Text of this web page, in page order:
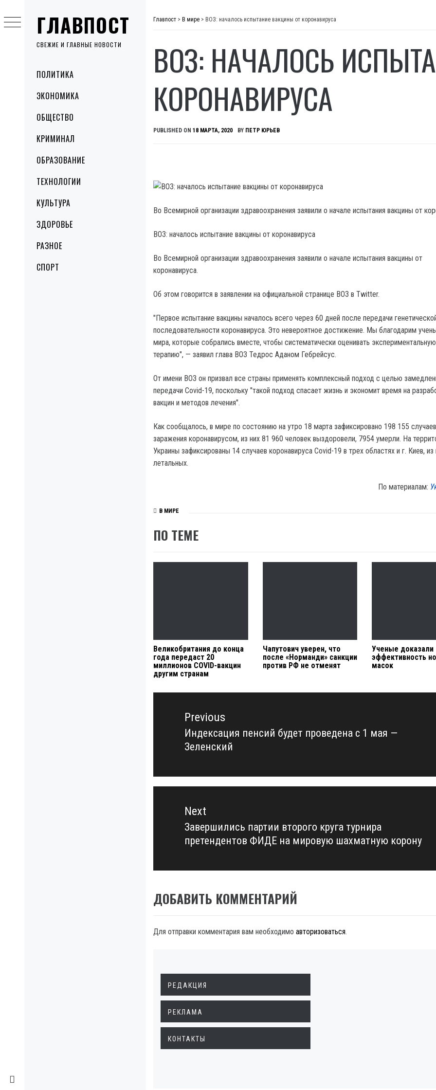
ГЛАВПОСТ
СВЕЖИЕ И ГЛАВНЫЕ НОВОСТИ
MenuПОЛИТИКА
ЭКОНОМИКА
ОБЩЕСТВО
КРИМИНАЛ
ОБРАЗОВАНИЕ
ТЕХНОЛОГИИ
КУЛЬТУРА
ЗДОРОВЬЕ
РАЗНОЕ
СПОРТ
to
content
Главпост > В мире > ВОЗ: началось испытание вакцины от коронавируса
ВОЗ: НАЧАЛОСЬ
КОРОНАВИРУСА
PUBLISHED ON 18 МАРТА, 2020 BY ПЕТР ЮРЬЕВ
Во Всемирной организации здравоохранения заявили о начале испытания вакцины от
ВОЗ: началось испытание вакцины от коронавируса
Во Всемирной организации здравоохранения заявили о начале испытания вакцины от
коронавируса.
Об этом говорится в заявлении на официальной странице ВОЗ в Twitter.
"Первое испытание вакцины началось всего через 60 дней после передачи
последовательности коронавируса. Это невероятное достижение. Мы благодарим
мира, которые собрались вместе, чтобы систематически оценивать экспериментальную
терапию", — заявил глава ВОЗ Тедрос Аданом Гебрейсус.
От имени ВОЗ он призвал все страны применять комплексный подход с целью
передачи Covid-19, поскольку "такой подход спасает жизнь и экономит время на
вакцин и методов лечения".
Как сообщалось, в мире по состоянию на утро 18 марта зафиксировано 198 155 случаев
заражения коронавирусом, из них 81 960 человек выздоровели, 7954 умерли. На
Украины зафиксированы 14 случаев коронавируса Covid-19 в трех областях и г. Киев,
летальных.
По материалам:
В МИРЕ
ПО ТЕМЕ
Великобритания до конца
года передаст 20
миллионов COVID-вакцин
другим странам
Чапутович уверен, что
после «Норманди» санкции
против РФ не отменят
Ученые доказали
эффективность
масок
Навигация
записямPrevious
Previous
post:
Индексация пенсий будет проведена с 1 мая —
Зеленский
Next
Next
post:
Завершились партии второго круга турнира
претендентов ФИДЕ на мировую шахматную корону
ДОБАВИТЬ КОММЕНТАРИЙ
Для отправки комментария вам необходимо авторизоваться.
РЕДАКЦИЯ
РЕКЛАМА
КОНТАКТЫ